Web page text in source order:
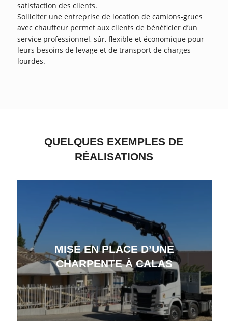
satisfaction des clients.
Solliciter une entreprise de location de camions-grues
avec chauffeur permet aux clients de bénéficier d’un
service professionnel, sûr, flexible et économique pour
leurs besoins de levage et de transport de charges
lourdes.
QUELQUES EXEMPLES DE
RÉALISATIONS
MISE EN PLACE D’UNE
CHARPENTE À CALAS